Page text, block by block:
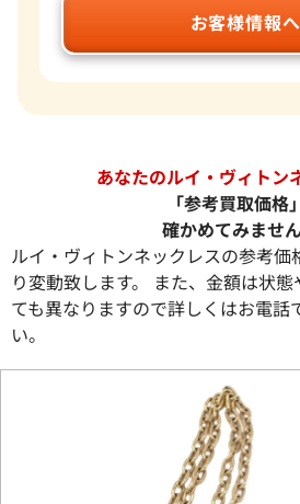
お客様情報へ
あなたのルイ・ヴィトン
「参考買取価格
確かめてみませ
ルイ・ヴィトンネックレスの参考価
り変動致します。 また、金額は状
ても異なりますので詳しくはお電話
い。